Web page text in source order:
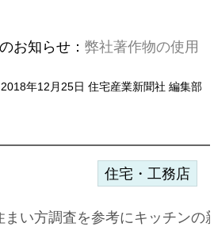
お知らせ： 弊社著作物の使用
2018年12月25日 住宅産業新聞社 編集部
住宅・工務店
まい方調査を参考にキッチン